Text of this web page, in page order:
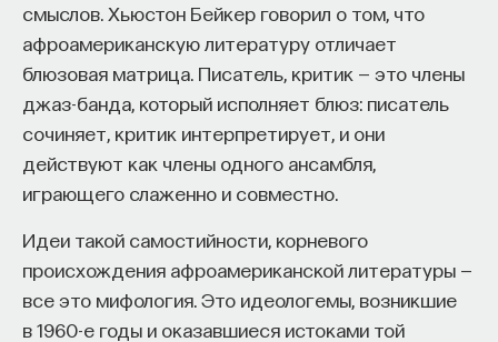
смыслов. Хьюстон Бейкер говорил о том, что
афроамериканскую литературу отличает
блюзовая матрица. Писатель, критик — это члены
джаз-банда, который исполняет блюз: писатель
сочиняет, критик интерпретирует, и они
действуют как члены одного ансамбля,
играющего слаженно и совместно.
Идеи такой самостийности, корневого
происхождения афроамериканской литературы —
все это мифология. Это идеологемы, возникшие
в 1960-е годы и оказавшиеся истоками той